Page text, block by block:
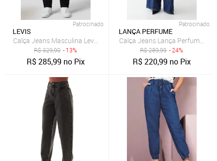
Patrocinado
LEVIS
Calça Jeans Masculina Levis 511 Slim Preta
R$329,90 - 13%
R$285,99 no Pix
Patrocinado
LANÇA PERFUME
Calça Jeans Lança Perfume
R$289,99 - 24%
R$220,99 no Pix